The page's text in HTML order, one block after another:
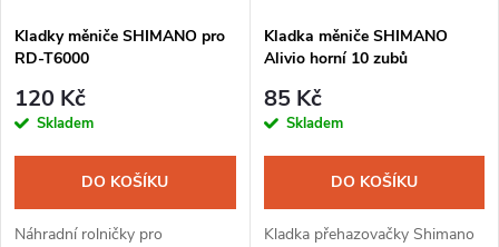
Kladky měniče SHIMANO pro
RD-T6000
120 Kč
Skladem
DO KOŠÍKU
Náhradní rolničky pro
Kladka měniče SHIMANO
Alivio horní 10 zubů
85 Kč
Skladem
DO KOŠÍKU
Kladka přehazovačky Shimano